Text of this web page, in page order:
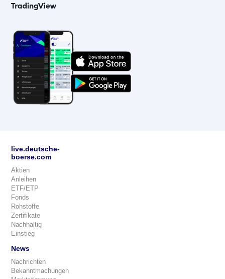
live.deutsche-
boerse.com
Aktien
Anleihen
ETF/ETP
Fonds
Rohstoffe
Zertifikate
Nachhaltig
Einstieg
News
Nachrichten
Bekanntmachungen